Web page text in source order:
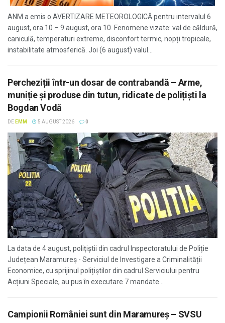
ANM a emis o AVERTIZARE METEOROLOGICĂ pentru intervalul 6
august, ora 10 – 9 august, ora 10. Fenomene vizate: val de căldură,
caniculă, temperaturi extreme, disconfort termic, nopți tropicale,
instabilitate atmosferică. Joi (6 august) valul...
Percheziții într-un dosar de contrabandă – Arme,
muniție și produse din tutun, ridicate de polițiști la
Bogdan Vodă
DE EMM 5 AUGUST 2026 0
La data de 4 august, polițiștii din cadrul Inspectoratului de Poliție
Județean Maramureș - Serviciul de Investigare a Criminalității
Economice, cu sprijinul polițiștilor din cadrul Serviciului pentru
Acțiuni Speciale, au pus în executare 7 mandate...
Campionii României sunt din Maramureș – SVSU